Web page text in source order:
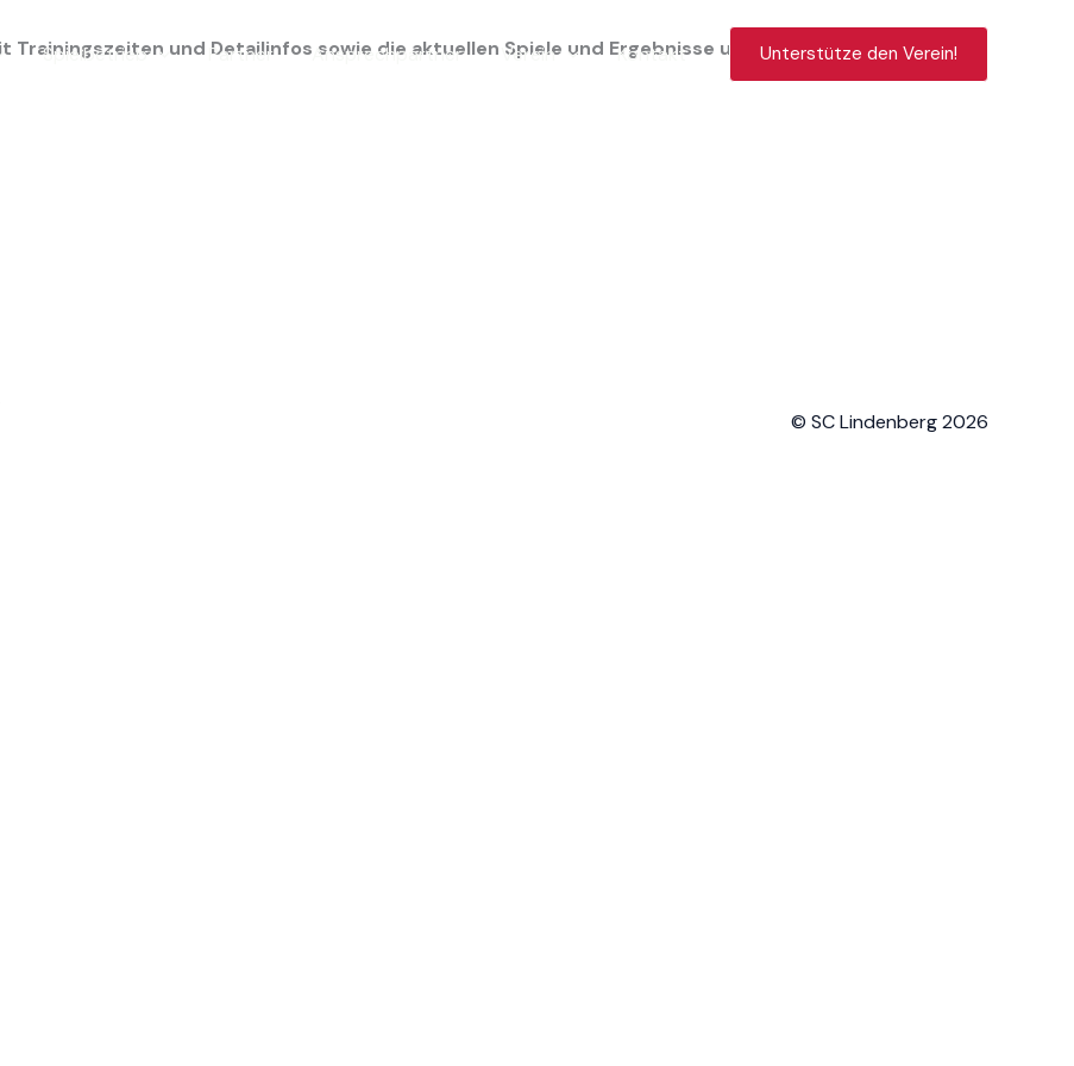
Spielbetrieb Partner Ansprechpartner Verein Kontakt Unterstütze den Verein!
und Detailinfos sowie die aktuellen Spiele und Ergebnisse unserer Mannschaften!
© SC Lindenberg 2026